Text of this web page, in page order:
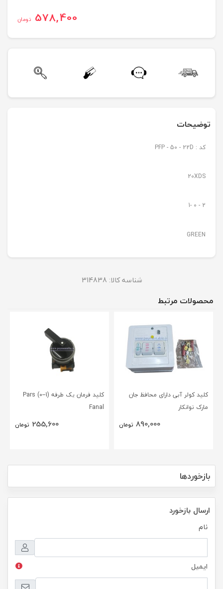
578,400 تومان
توضیحات
کد : PFP - 50 - 22D
20XDS
2 - 0 -1
GREEN
شناسه کالا: 314838
محصولات مرتبط
کلید کولر آبی دارای محافظ جان
مارک توانکار
890,000 تومان
کلید فرمان یک طرفه (1--0) Pars
Fanal
255,600 تومان
بازخوردها
ارسال بازخورد
نام
ایمیل